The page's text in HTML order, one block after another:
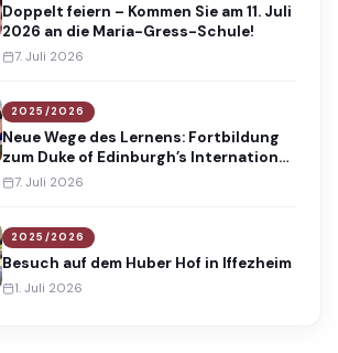
Doppelt feiern – Kommen Sie am 11. Juli
2026 an die Maria-Gress-Schule!
7. Juli 2026
2025/2026
Neue Wege des Lernens: Fortbildung
zum Duke of Edinburgh’s International
Award
7. Juli 2026
2025/2026
Besuch auf dem Huber Hof in Iffezheim
1. Juli 2026